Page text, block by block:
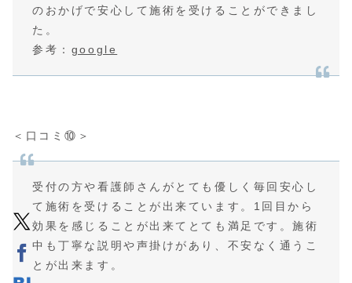
のおかげで安心して施術を受けることができまし
た。
参考： google
＜口コミ⑩＞
受付の方や看護師さんがとても優しく毎回安心し
て施術を受けることが出来ています。1回目から
効果を感じることが出来てとても満足です。施術
中も丁寧な説明や声掛けがあり、不安なく通うこ
とが出来ます。